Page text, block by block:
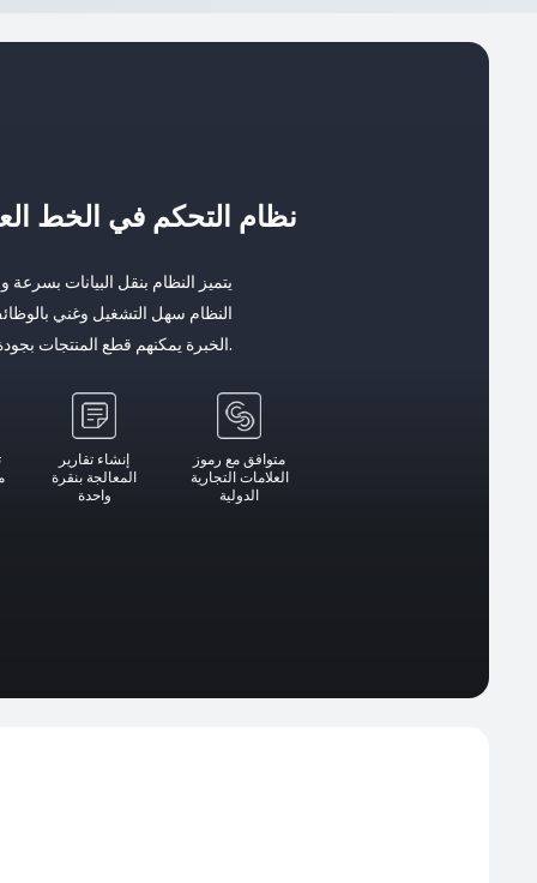
نظام التحكم في الخط
يتميز النظام بنقل البيانات
الخبرة يمكنهم قطع المنتجات بجودة عالية.
إنشاء تقارير
المعالجة بنقرة
واحدة
متوافق مع رموز
العلامات التجارية
الدولية